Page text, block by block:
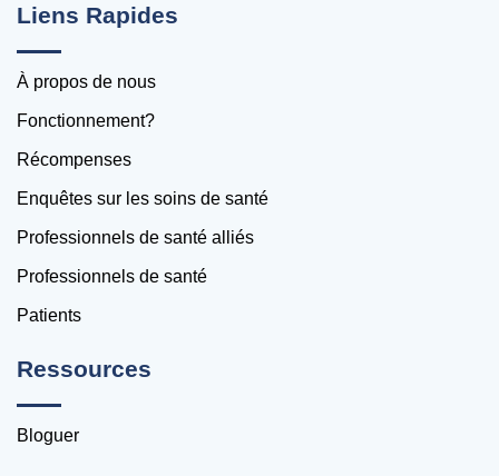
Liens Rapides
À propos de nous
Fonctionnement?
Récompenses
Enquêtes sur les soins de santé
Professionnels de santé alliés
Professionnels de santé
Patients
Ressources
Bloguer